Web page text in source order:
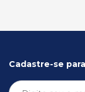
Cadastre-se